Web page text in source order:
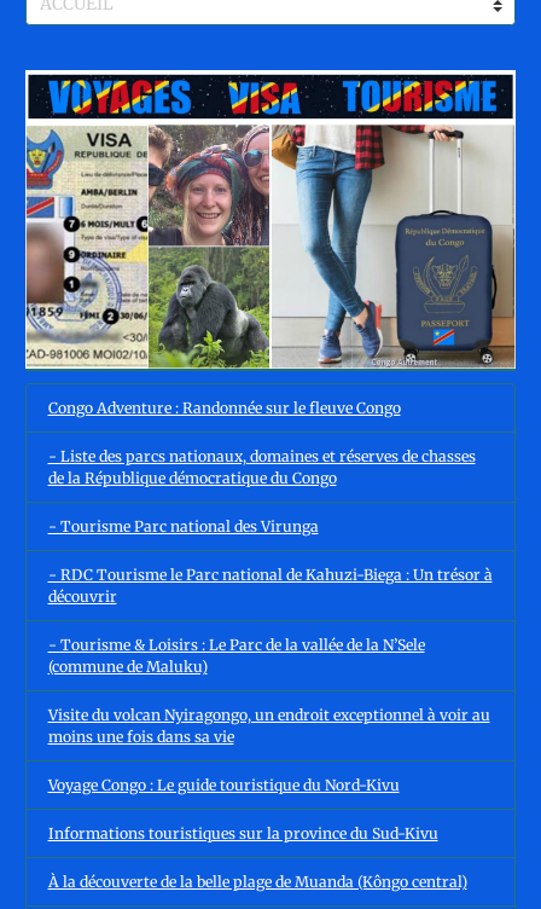
Congo Adventure : Randonnée sur le fleuve Congo
- Liste des parcs nationaux, domaines et réserves de chasses
de la République démocratique du Congo
- Tourisme Parc national des Virunga
- RDC Tourisme le Parc national de Kahuzi-Biega : Un trésor à
découvrir
- Tourisme & Loisirs : Le Parc de la vallée de la N’Sele
(commune de Maluku)
Visite du volcan Nyiragongo, un endroit exceptionnel à voir au
moins une fois dans sa vie
Voyage Congo : Le guide touristique du Nord-Kivu
Informations touristiques sur la province du Sud-Kivu
À la découverte de la belle plage de Muanda (Kôngo central)